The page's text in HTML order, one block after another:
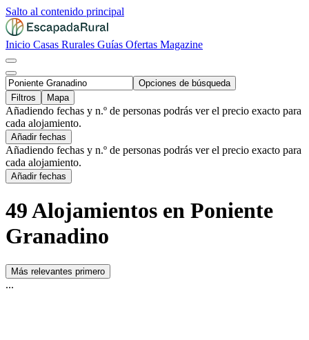
Salto al contenido principal
Inicio Casas Rurales Guías Ofertas Magazine
Opciones de búsqueda
Filtros
Mapa
Añadiendo fechas y n.º de personas podrás ver el precio exacto para
cada alojamiento.
Añadir fechas
Añadiendo fechas y n.º de personas podrás ver el precio exacto para
cada alojamiento.
Añadir fechas
49 Alojamientos en Poniente
Granadino
Más relevantes primero
...